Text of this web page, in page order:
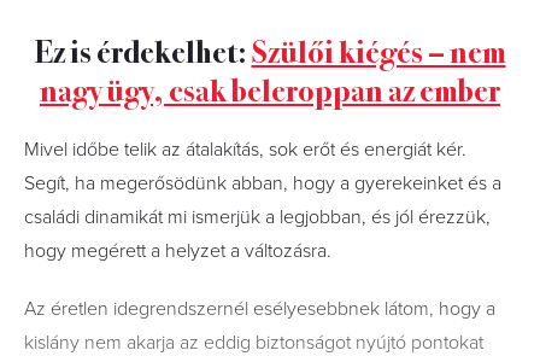
Ez is érdekelhet:Szülői kiégés – nem
nagy ügy, csak beleroppan az ember
Mivel időbe telik az átalakítás, sok erőt és energiát kér.
Segít, ha megerősödünk abban, hogy a gyerekeinket és a
családi dinamikát mi ismerjük a legjobban, és jól érezzük,
hogy megérett a helyzet a változásra.
Az éretlen idegrendszernél esélyesebbnek látom, hogy a
kislány nem akarja az eddig biztonságot nyújtó pontokat